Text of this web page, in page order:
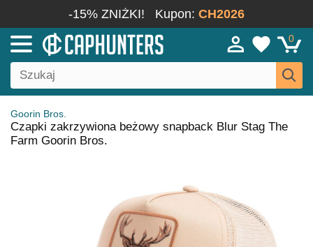
-15% ZNIŻKI! Kupon: CH2026
0
Goorin Bros.
Czapki zakrzywiona beżowy snapback Blur Stag The
Farm Goorin Bros.